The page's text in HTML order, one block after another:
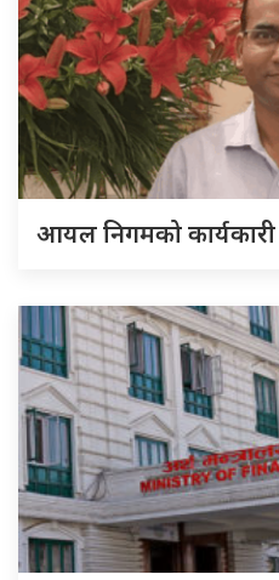
आयल निगमको